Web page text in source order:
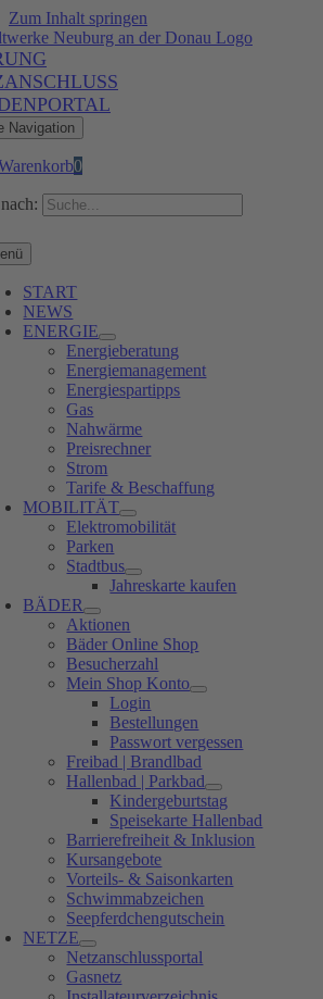
Zum Inhalt springen
Navigation
0
START
NEWS
ENERGIE
Energieberatung
Energiemanagement
Energiespartipps
Gas
Nahwärme
Preisrechner
Strom
Tarife & Beschaffung
MOBILITÄT
Elektromobilität
Parken
Stadtbus
Jahreskarte kaufen
BÄDER
Aktionen
Bäder Online Shop
Besucherzahl
Mein Shop Konto
Login
Bestellungen
Passwort vergessen
Freibad | Brandlbad
Hallenbad | Parkbad
Kindergeburtstag
Speisekarte Hallenbad
Barrierefreiheit & Inklusion
Kursangebote
Vorteils- & Saisonkarten
Schwimmabzeichen
Seepferdchengutschein
NETZE
Netzanschlussportal
Gasnetz